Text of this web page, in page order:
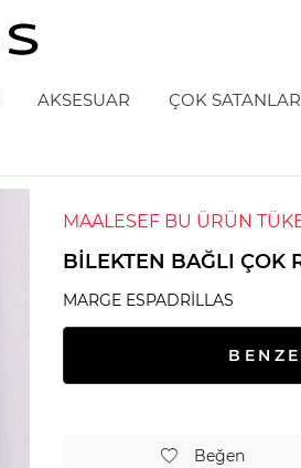
AKSESUAR ÇOK SATANLAR
MAALESEF BU ÜRÜN
BILEKTEN BAĞLI ÇOK
MARGE ESPADRILLAS
Beğen